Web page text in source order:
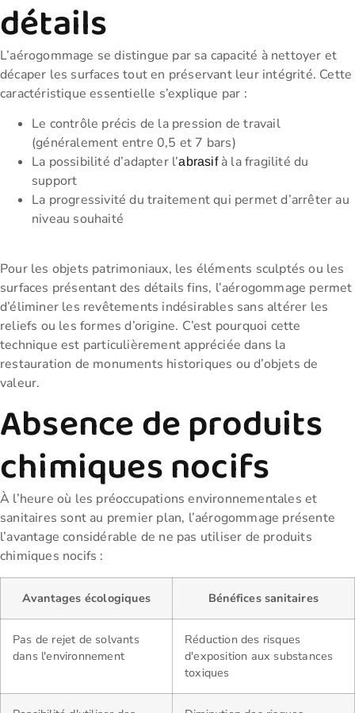
détails
L’aérogommage se distingue par sa capacité à nettoyer et
décaper les surfaces tout en préservant leur intégrité. Cette
caractéristique essentielle s’explique par :
Le contrôle précis de la pression de travail
(généralement entre 0,5 et 7 bars)
La possibilité d’adapter l’abrasifà la fragilité du
support
La progressivité du traitement qui permet d’arrêter au
niveau souhaité
Pour les objets patrimoniaux, les éléments sculptés ou les
surfaces présentant des détails fins, l’aérogommage permet
d’éliminer les revêtements indésirables sans altérer les
reliefs ou les formes d’origine. C’est pourquoi cette
technique est particulièrement appréciée dans la
restauration de monuments historiques ou d’objets de
valeur.
Absence de produits
chimiques nocifs
À l’heure où les préoccupations environnementales et
sanitaires sont au premier plan, l’aérogommage présente
l’avantage considérable de ne pas utiliser de produits
chimiques nocifs :
Avantages écologiques Bénéfices sanitaires
Pas de rejet de solvants
dans l'environnement
Réduction des risques
d'exposition aux substances
toxiques